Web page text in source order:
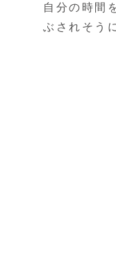
自分の時間
ぶされそう